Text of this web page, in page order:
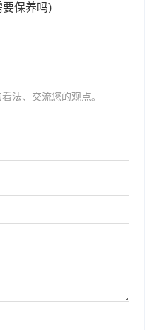
保养吗)
法、交流您的观点。